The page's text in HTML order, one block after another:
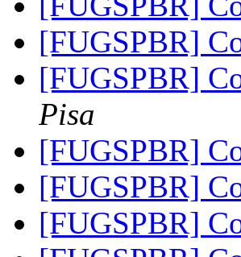
[FUGSPBR]
[FUGSPBR]
Pisa
[FUGSPBR]
[FUGSPBR]
[FUGSPBR]